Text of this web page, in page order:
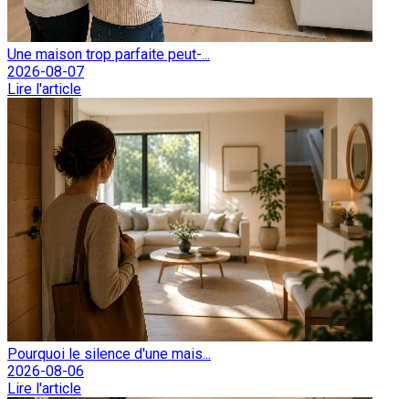
Une maison trop parfaite peut-...
2026-08-07
Lire l'article
Pourquoi le silence d'une mais...
2026-08-06
Lire l'article